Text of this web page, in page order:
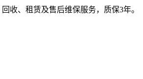
收、租赁及售后维保服务，质保3年。